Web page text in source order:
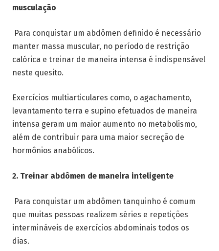
musculação
Para conquistar um abdômen definido é necessário
manter massa muscular, no período de restrição
calórica e treinar de maneira intensa é indispensável
neste quesito.
Exercícios multiarticulares como, o agachamento,
levantamento terra e supino efetuados de maneira
intensa geram um maior aumento no metabolismo,
além de contribuir para uma maior secreção de
hormônios anabólicos.
2. Treinar abdômen de maneira inteligente
Para conquistar um abdômen tanquinho é comum
que muitas pessoas realizem séries e repetições
intermináveis de exercícios abdominais todos os
dias.